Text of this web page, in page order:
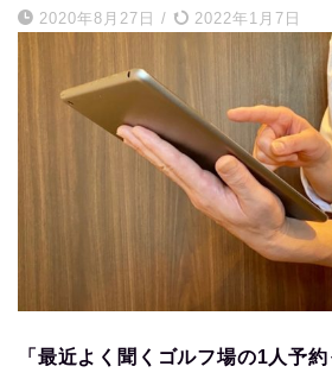
2020年8月27日 / 2022年1月7日
「最近よく聞くゴルフ場の1人予